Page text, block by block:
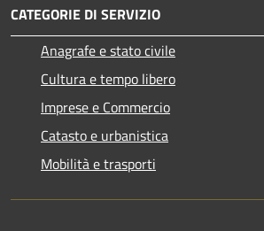
CATEGORIE DI SERVIZIO
Anagrafe e stato civile
Cultura e tempo libero
Imprese e Commercio
Catasto e urbanistica
Mobilità e trasporti